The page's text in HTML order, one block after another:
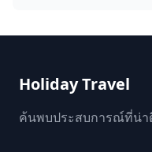
Holiday Travel
ค้นพบประสบการณ์ที่น่